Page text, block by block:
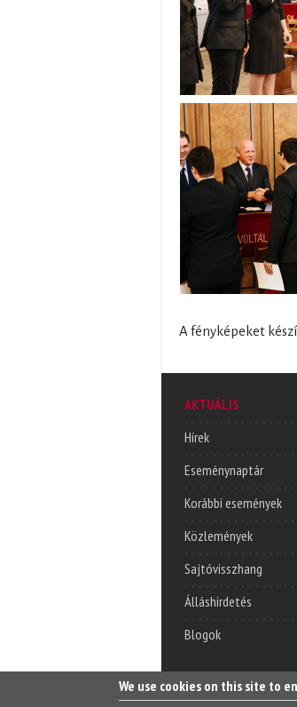
A fényképeket
AKTUÁLIS
Hírek
Eseménynaptár
Korábbi események
Közlemények
Sajtóvisszhang
Álláshirdetés
Blogok
We use cookies on this site to